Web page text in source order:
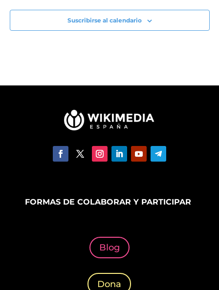
Suscribirse al calendario
FORMAS DE COLABORAR Y PARTICIPAR
Blog
Dona